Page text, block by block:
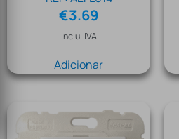
€3.69
Inclui IVA
Adicionar